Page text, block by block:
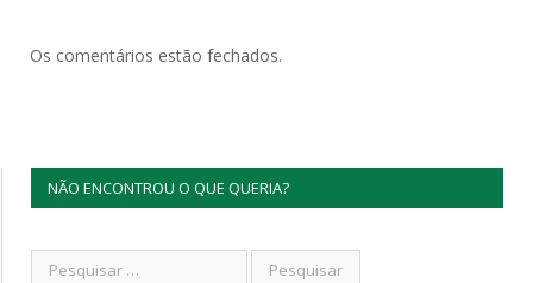
Os comentários estão fechados.
NÃO ENCONTROU O QUE QUERIA?